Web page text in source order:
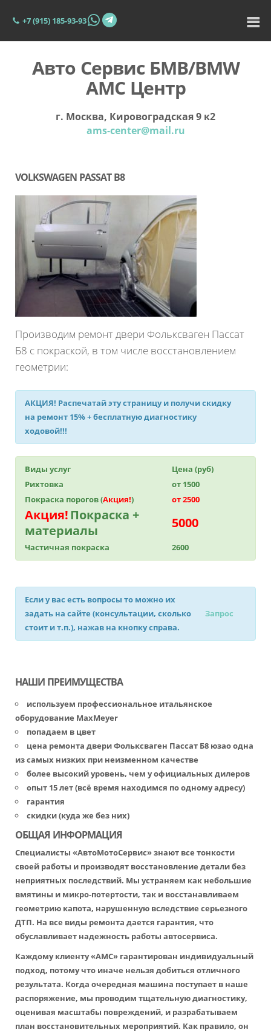
+7 (915) 185-93-93
Авто Сервис БМВ/BMW
АМС Центр
г. Москва, Кировоградская 9 к2
ams-center@mail.ru
VOLKSWAGEN PASSAT B8
Производим ремонт двери Фольксваген Пассат
Б8 с покраской, в том числе восстановлением
геометрии:
АКЦИЯ! Распечатай эту страницу и получискидку
на ремонт 15%+ бесплатную диагностику
ходовой!!!
Виды услуг
Цена (руб)
Рихтовка
от 1500
Покраска порогов (Акция!) от 2500
Акция!Покраска +
материалы
5000
Частичная покраска 2600
Если у вас есть вопросы то можно их
задать на сайте (консультации, сколько
стоит и т.п.), нажав на кнопку справа.
Запрос
НАШИ ПРЕИМУЩЕСТВА
используем профессиональное итальянское
оборудование MaxMeyer
попадаем в цвет
цена ремонта двери Фольксваген Пассат Б8 юзао одна
из самых низких при неизменном качестве
более высокий уровень, чем у официальных дилеров
опыт 15 лет (всё время находимся по одному адресу)
гарантия
скидки (куда же без них)
ОБЩАЯ ИНФОРМАЦИЯ
Специалисты «АвтоМотоСервис» знают все тонкости
своей работы и производят восстановление детали без
неприятных последствий. Мы устраняем как небольшие
вмятины и микро-потертости, так и восстанавливаем
геометрию капота, нарушенную вследствие серьезного
ДТП. На все виды ремонта дается гарантия, что
обуславливает надежность работы автосервиса.
Каждому клиенту «АМС» гарантирован индивидуальный
подход, потому что иначе нельзя добиться отличного
результата. Когда очередная машина поступает в наше
распоряжение, мы проводим тщательную диагностику,
оценивая масштабы повреждений, и разрабатываем
план восстановительных мероприятий. Как правило, он